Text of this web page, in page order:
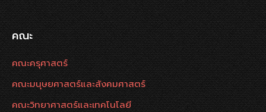
คณะ
คณะครุศาสตร์
คณะมนุษยศาสตร์และสังคมศาสตร์
คณะวิทยาศาสตร์และเทคโนโลยี